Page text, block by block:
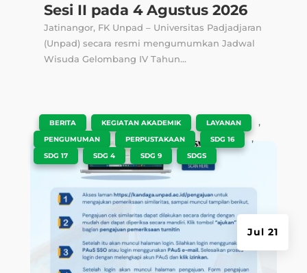
Sesi II pada 4 Agustus 2026
Jatinangor, FK Unpad – Universitas Padjadjaran
(Unpad) secara resmi mengumumkan Jadwal
Wisuda Gelombang IV Tahun...
Jul 21
BERITA KEGIATAN AKADEMIK LAYANAN ,
PENGUMUMAN PERPUSTAKAAN SDG 16 ,
SDG 17 SDG 4 SDG 9 SDGS